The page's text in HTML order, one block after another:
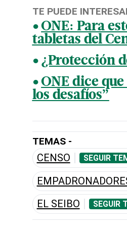
TE PUEDE
ONE: Para
tabletas del
¿Protección
ONE dice
los desafíos”
TEMAS -
CENSO SEGUIR
EL SEIBO SEGUIR